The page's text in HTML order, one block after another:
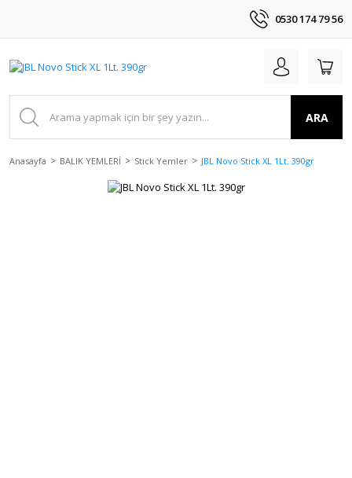
0530 174 79 56
ARA
Anasayfa BALIK YEMLERİ Stick Yemler JBL Novo Stick XL 1Lt. 390gr